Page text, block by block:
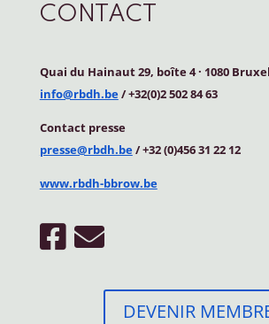
CONTACT
Quai du Hainaut 29, boîte 4· 1080
info@rbdh.be/ +32(0)2 502 84 63
Contact presse
presse@rbdh.be/ +32 (0)456 31 22 12
www.rbdh-bbrow.be
DEVENIR